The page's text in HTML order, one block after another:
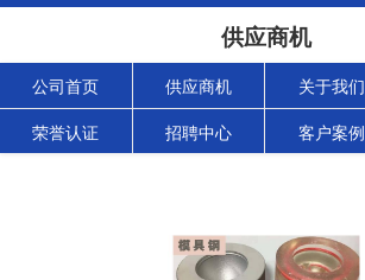
供应商机
公司首页 供应商机 关于我们
荣誉认证 招聘中心 客户案例